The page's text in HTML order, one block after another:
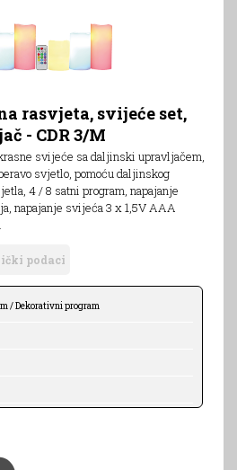
rasvjeta, svijeće set,
- CDR 3/M
svijeće sa daljinski upravljačem,
svjetlo, pomoću daljinskog
4 / 8 satni program, napajanje
napajanje svijeća 3 x 1,5V AAA
podaci
/ Dekorativni program